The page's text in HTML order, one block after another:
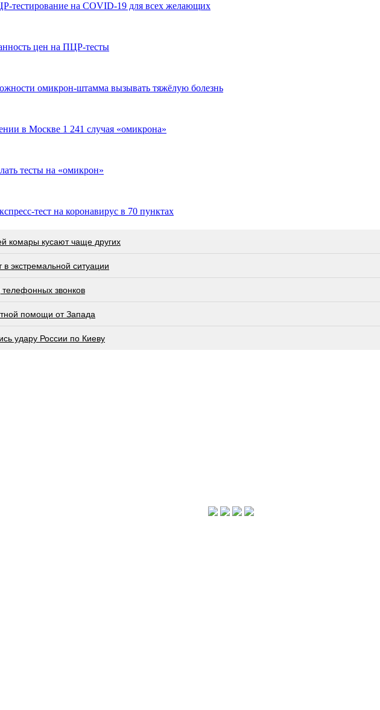
тестирование на COVID-19 для всех желающих
цен на ПЦР-тесты
омикрон-штамма вызывать тяжёлую болезнь
в Москве 1 241 случая «омикрона»
тесты на «омикрон»
тест на коронавирус в 70 пунктах
комары кусают чаще других
экстремальной ситуации
звонков
помощи от Запада
удару России по Киеву